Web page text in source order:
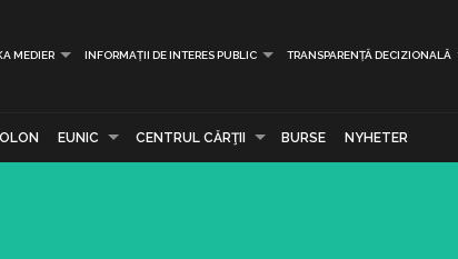
MEDIER INFORMAȚII DE INTERES PUBLIC TRANSPARENȚĂ DECIZIONALĂ
EUNIC CENTRUL CĂRŢII BURSE NYHETER